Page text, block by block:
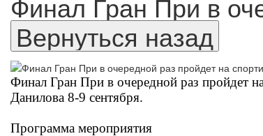
Финал Гран При в очередной раз пройдет
Данилова 8-9 сентября.
Программа мероприятия